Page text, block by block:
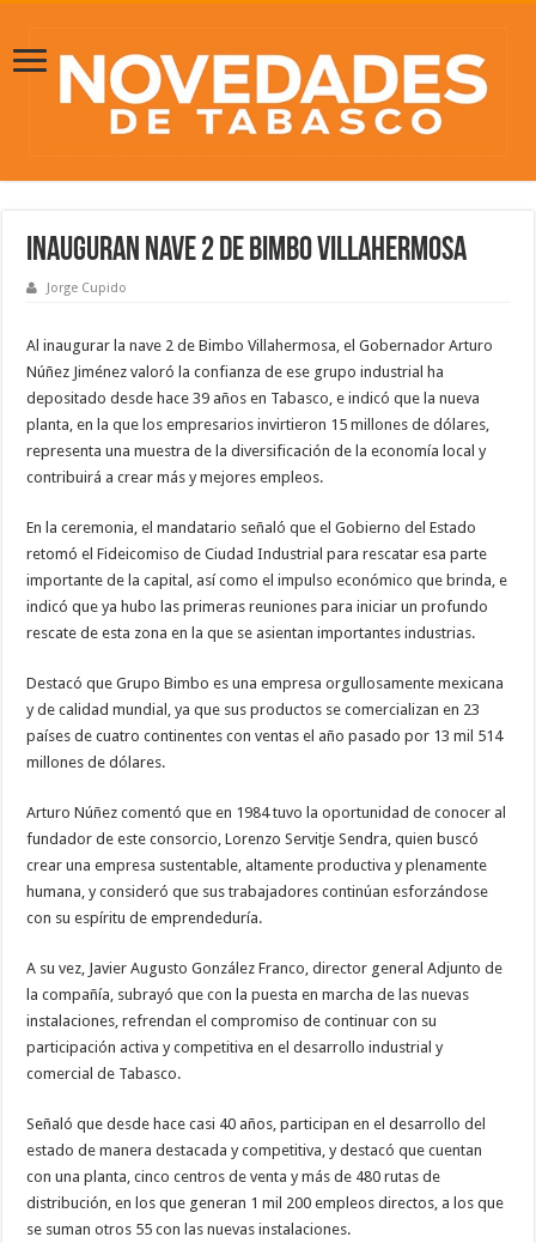
Inauguran nave 2 de Bimbo Villahermosa
Jorge Cupido
Al inaugurar la nave 2 de Bimbo Villahermosa, el Gobernador Arturo
Núñez Jiménez valoró la confianza de ese grupo industrial ha
depositado desde hace 39 años en Tabasco, e indicó que la nueva
planta, en la que los empresarios invirtieron 15 millones de dólares,
representa una muestra de la diversificación de la economía local y
contribuirá a crear más y mejores empleos.
En la ceremonia, el mandatario señaló que el Gobierno del Estado
retomó el Fideicomiso de Ciudad Industrial para rescatar esa parte
importante de la capital, así como el impulso económico que brinda, e
indicó que ya hubo las primeras reuniones para iniciar un profundo
rescate de esta zona en la que se asientan importantes industrias.
Destacó que Grupo Bimbo es una empresa orgullosamente mexicana
y de calidad mundial, ya que sus productos se comercializan en 23
países de cuatro continentes con ventas el año pasado por 13 mil 514
millones de dólares.
Arturo Núñez comentó que en 1984 tuvo la oportunidad de conocer al
fundador de este consorcio, Lorenzo Servitje Sendra, quien buscó
crear una empresa sustentable, altamente productiva y plenamente
humana, y consideró que sus trabajadores continúan esforzándose
con su espíritu de emprendeduría.
A su vez, Javier Augusto González Franco, director general Adjunto de
la compañía, subrayó que con la puesta en marcha de las nuevas
instalaciones, refrendan el compromiso de continuar con su
participación activa y competitiva en el desarrollo industrial y
comercial de Tabasco.
Señaló que desde hace casi 40 años, participan en el desarrollo del
estado de manera destacada y competitiva, y destacó que cuentan
con una planta, cinco centros de venta y más de 480 rutas de
distribución, en los que generan 1 mil 200 empleos directos, a los que
se suman otros 55 con las nuevas instalaciones.